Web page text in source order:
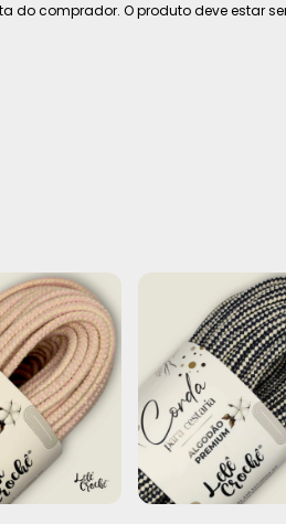
comprador. O produto deve estar